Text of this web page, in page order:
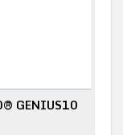
GENIUS10